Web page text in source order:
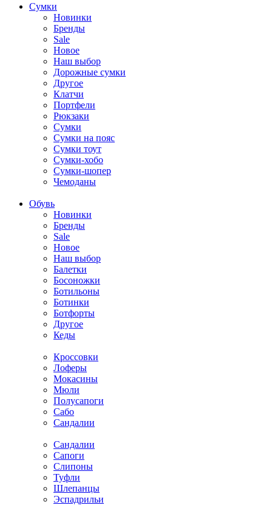
Cумки
Новинки
Бренды
Sale
Новое
Наш выбор
Дорожные сумки
Другое
Клатчи
Портфели
Рюкзаки
Сумки
Сумки на пояс
Сумки тоут
Сумки-хобо
Сумки-шопер
Чемоданы
Обувь
Новинки
Бренды
Sale
Новое
Наш выбор
Балетки
Босоножки
Ботильоны
Ботинки
Ботфорты
Другое
Кеды
Кроссовки
Лоферы
Мокасины
Мюли
Полусапоги
Сабо
Сандалии
Сандалии
Сапоги
Слипоны
Туфли
Шлепанцы
Эспадрильи